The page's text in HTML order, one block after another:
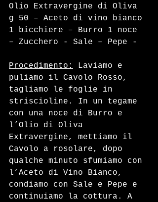
Olio Extravergine di Oliva
g 50 – Aceto di vino bianco
1 bicchiere – Burro 1 noce
– Zucchero - Sale – Pepe -
Procedimento:
Laviamo e
puliamo il Cavolo Rosso,
tagliamo le foglie in
striscioline. In un tegame
con una noce di Burro e
l’Olio di Oliva
Extravergine, mettiamo il
Cavolo a rosolare, dopo
qualche minuto sfumiamo con
l’Aceto di Vino Bianco,
condiamo con Sale e Pepe e
continuiamo la cottura. A